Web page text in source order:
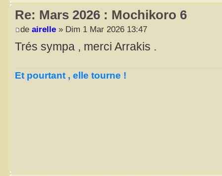
Re: Mars 2026 : Mochikoro 6
de airelle » Dim 1 Mar 2026 13:47
Trés sympa , merci Arrakis .
Et pourtant , elle tourne !